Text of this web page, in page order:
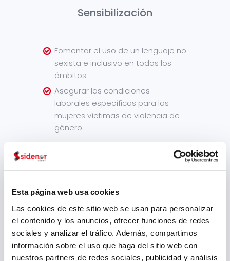
Esta página web usa cookies
Las cookies de este sitio web se usan para personalizar
el contenido y los anuncios, ofrecer funciones de redes
sociales y analizar el tráfico. Además, compartimos
información sobre el uso que haga del sitio web con
nuestros partners de redes sociales, publicidad y análisis
Sensibilización
Fomentar el uso de un lenguaje no
sexista e inclusivo en todos los
ámbitos.
Asegurar las condiciones
laborales específicas para las
mujeres víctimas de violencia de
género.